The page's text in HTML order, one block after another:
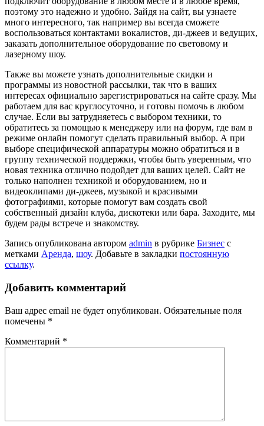
поэтому это надежно и удобно. Зайдя на сайт, вы узнаете
много интересного, так например вы всегда сможете
воспользоваться контактами вокалистов, ди-джеев и ведущих,
заказать дополнительное оборудование по световому и
лазерному шоу.
Также вы можете узнать дополнительные скидки и
программы из новостной рассылки, так что в ваших
интересах официально зарегистрироваться на сайте сразу. Мы
работаем для вас круглосуточно, и готовы помочь в любом
случае. Если вы затрудняетесь с выбором техники, то
обратитесь за помощью к менеджеру или на форум, где вам в
режиме онлайн помогут сделать правильный выбор. А при
выборе специфической аппаратуры можно обратиться и в
группу технической поддержки, чтобы быть уверенным, что
новая техника отлично подойдет для ваших целей. Сайт не
только наполнен техникой и оборудованием, но и
видеоклипами ди-джеев, музыкой и красивыми
фотографиями, которые помогут вам создать свой
собственный дизайн клуба, дискотеки или бара. Заходите, мы
будем рады встрече и знакомству.
Запись опубликована автором admin в рубрике Бизнес с
метками Аренда, шоу. Добавьте в закладки постоянную
ссылку.
Добавить комментарий
Ваш адрес email не будет опубликован. Обязательные поля
помечены *
Комментарий *